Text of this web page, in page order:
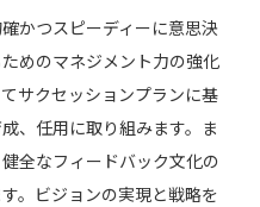
かつスピーディーに意思決
めのマネジメント力の強化
サクセッションプランに基
、任用に取り組みます。ま
全なフィードバック文化の
。ビジョンの実現と戦略を